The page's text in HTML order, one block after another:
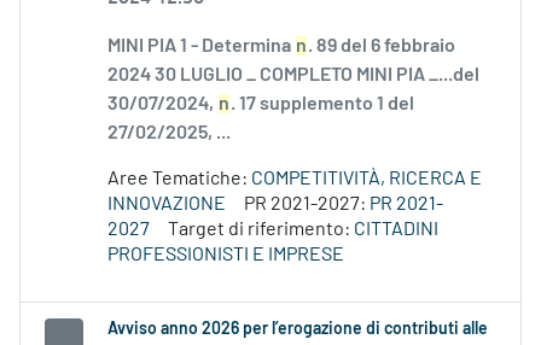
MINI PIA 1 - Determina n. 89 del 6 febbraio
2024 30 LUGLIO _ COMPLETO MINI PIA _...del
30/07/2024, n. 17 supplemento 1 del
27/02/2025, ...
Aree Tematiche: COMPETITIVITÀ, RICERCA E
INNOVAZIONE
PR 2021-2027: PR 2021-
2027
Target di riferimento: CITTADINI
PROFESSIONISTI E IMPRESE
Avviso anno 2026 per l’erogazione di contributi alle